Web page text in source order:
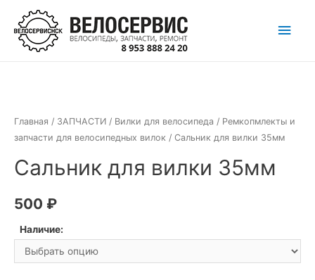
Перейти
содержимому
Главная / ЗАПЧАСТИ / Вилки для велосипеда / Ремкопмлекты и
запчасти для велосипедных вилок / Сальник для вилки 35мм
Сальник для вилки 35мм
500 ₽
Наличие: